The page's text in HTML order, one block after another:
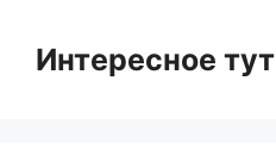
contentИнтересное тут